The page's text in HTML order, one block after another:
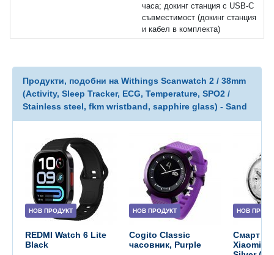
часа; докинг станция с USB‑C
съвместимост (докинг станция
и кабел в комплекта)
Продукти, подобни на Withings Scanwatch 2 / 38mm
(Activity, Sleep Tracker, ECG, Temperature, SPO2 /
Stainless steel, fkm wristband, sapphire glass) - Sand
НОВ ПРОДУКТ
REDMI Watch 6 Lite
Black
НОВ ПРОДУКТ
Cogito Classic
часовник, Purple
НОВ
Смарт
Xiaomi